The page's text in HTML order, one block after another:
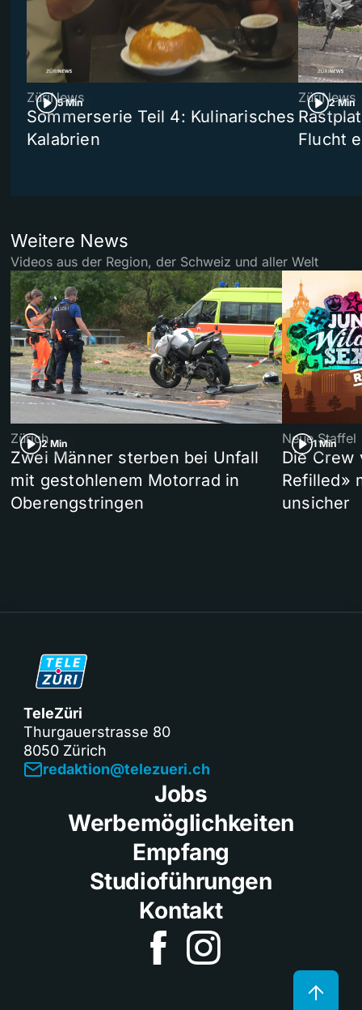
5 Min
ZüriNews
Sommerserie Teil 4: Kulinarisches
Kalabrien
2 Min
ZüriNews
Flucht
Weitere News
Videos aus der Region, der Schweiz und aller Welt
2 Min
Zürich
Zwei Männer sterben bei Unfall
mit gestohlenem Motorrad in
Oberengstringen
1 Min
Neue Staffel
Die Crew
Refilled»
unsicher
TeleZüri
Thurgauerstrasse 80
8050 Zürich
redaktion@telezueri.ch
Jobs
Werbemöglichkeiten
Empfang
Studioführungen
Kontakt